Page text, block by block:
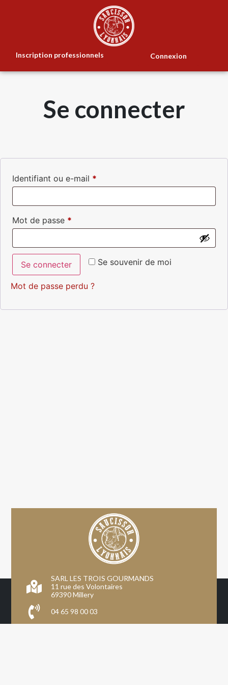
Inscription professionnels Connexion
Se connecter
Identifiant ou e-mail *
Mot de passe *
Se souvenir de moi
Se connecter
Mot de passe perdu ?
SARL LES TROIS GOURMANDS
11 rue des Volontaires
69390 Millery
04 65 98 00 03